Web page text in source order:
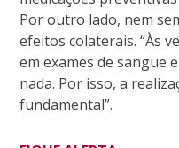
Por outro lado, nem
efeitos colaterais. “Às
em exames de sangue
nada. Por isso, a
fundamental”.